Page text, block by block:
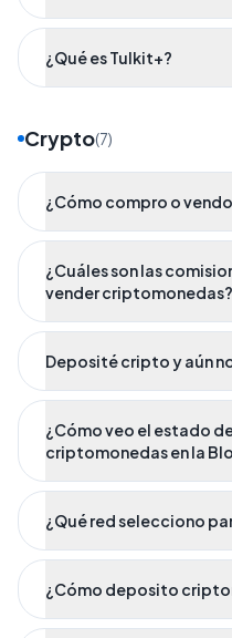
¿Qué es Tulkit+?
Crypto(7)
¿Cómo compro o
¿Cuáles son las
vender criptomonedas?
Deposité cripto y aún
¿Cómo veo el estado
criptomonedas en la
¿Qué red selecciono
¿Cómo deposito